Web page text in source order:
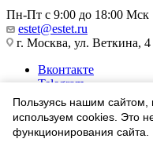
Пн-Пт с 9:00 до 18:00 Мск
estet@estet.ru
г. Москва, ул. Веткина, 4
Вконтакте
Telegram
Одноклассники
WhatsApp
1991-2026 © Ювелирный
Пользуясь нашим сайтом,
используем cookies. Это
функционирования сайта.